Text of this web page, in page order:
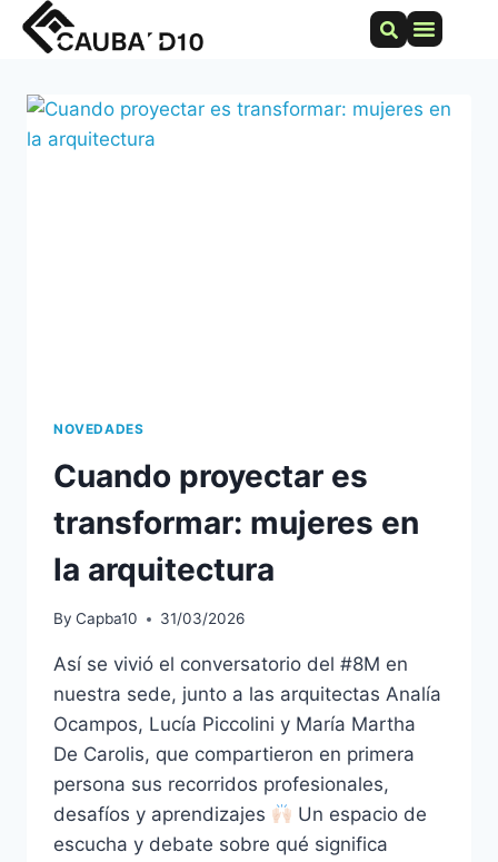
NOVEDADES
Cuando proyectar es
transformar: mujeres en
la arquitectura
By Capba10 31/03/2026
Así se vivió el conversatorio del #8M en
nuestra sede, junto a las arquitectas Analía
Ocampos, Lucía Piccolini y María Martha
De Carolis, que compartieron en primera
persona sus recorridos profesionales,
desafíos y aprendizajes
Un espacio de
escucha y debate sobre qué significa